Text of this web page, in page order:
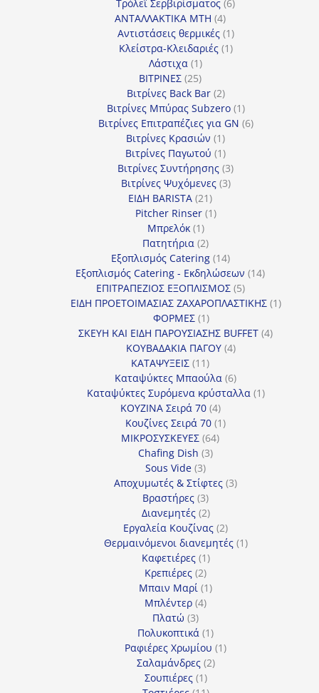
Τρόλεϊ Σερβιρίσματος 6
ΑΝΤΑΛΛΑΚΤΙΚΑ MTH 44
προϊόντα
Αντιστάσεις θερμικές 11
προϊόν
Κλείστρα-Κλειδαριές 11
Λάστιχα 11
προϊόν
ΒΙΤΡΙΝΕΣ 2525
προϊόντα
Βιτρίνες Back Bar 22
προϊόντα
Βιτρίνες Mπύρας Subzero 11
προϊόν
Βιτρίνες Επιτραπέζιες για GN 66
Βιτρίνες Κρασιών 11
προϊόν
Βιτρίνες Παγωτού 11
προϊόν
Βιτρίνες Συντήρησης 33
προϊόντα
Βιτρίνες Ψυχόμενες 33
ΕΙΔΗ BARISTA 2121
προϊόντα
Pitcher Rinser 11
Μπρελόκ 11
προϊόν
Πατητήρια 22
προϊόντα
Εξοπλισμός Catering 1414
προϊόντα
Εξοπλισμός Catering - Εκδηλώσεων 1414
ΕΠΙΤΡΑΠΕΖΙΟΣ ΕΞΟΠΛΙΣΜΟΣ 55
προϊόντα
ΕΙΔΗ ΠΡΟΕΤΟΙΜΑΣΙΑΣ ΖΑΧΑΡΟΠΛΑΣΤΙΚΗΣ 11
ΦΟΡΜΕΣ 11
προϊόν
ΣΚΕΥΗ ΚΑΙ ΕΙΔΗ ΠΑΡΟΥΣΙΑΣΗΣ BUFFET 44
ΚΟΥΒΑΔΑΚΙΑ ΠΑΓΟΥ 44
ΚΑΤΑΨΥΞΕΙΣ 1111
προϊόντα
Καταψύκτες Μπαούλα 66
προϊόντα
Καταψύκτες Συρόμενα κρύσταλλα 11
ΚΟΥΖΙΝΑ Σειρά 70 44
προϊόντα
Κουζίνες Σειρά 70 11
ΜΙΚΡΟΣΥΣΚΕΥΕΣ 6464
Chafing Dish 33
Sous Vide 33
προϊόντα
Αποχυμωτές & Στίφτες 33
Βραστήρες 33
προϊόντα
Διανεμητές 22
προϊόντα
Εργαλεία Κουζίνας 22
προϊόντα
Θερμαινόμενοι διανεμητές 11
Καφετιέρες 11
προϊόν
Κρεπιέρες 22
προϊόντα
Μπαιν Μαρί 11
Μπλέντερ 44
Πλατώ 33
προϊόντα
Πολυκοπτικά 11
προϊόν
Ραφιέρες Χρωμίου 11
Σαλαμάνδρες 22
Σουπιέρες 11